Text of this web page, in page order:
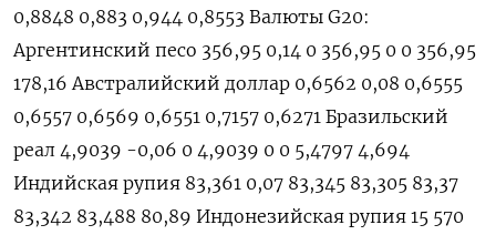
0,8848 0,883 0,944 0,8553 Валюты G20:
Аргентинский песо 356,95 0,14 0 356,95 0 0 356,95
178,16 Австралийский доллар 0,6562 0,08 0,6555
0,6557 0,6569 0,6551 0,7157 0,6271 Бразильский
реал 4,9039 -0,06 0 4,9039 0 0 5,4797 4,694
Индийская рупия 83,361 0,07 83,345 83,305 83,37
83,342 83,488 80,89 Индонезийская рупия 15 570